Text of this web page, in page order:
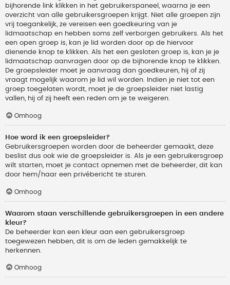
bijhorende link klikken in het gebruikerspaneel, waarna je een
overzicht van alle gebruikersgroepen krijgt. Niet alle groepen zijn
vrij toegankelijk, ze vereisen een goedkeuring van je
lidmaatschap en hebben soms zelf verborgen gebruikers. Als het
een open groep is, kan je lid worden door op de hiervoor
dienende knop te klikken. Als het een gesloten groep is, kan je je
lidmaatschap aanvragen door op de bijhorende knop te klikken.
De groepsleider moet je aanvraag dan goedkeuren, hij of zij
vraagt mogelijk waarom je lid wil worden. Indien je niet tot een
groep toegelaten wordt, moet je de groepsleider niet lastig
vallen, hij of zij heeft een reden om je te weigeren.
Omhoog
Hoe word ik een groepsleider?
Gebruikersgroepen worden door de beheerder gemaakt, deze
beslist dus ook wie de groepsleider is. Als je een gebruikersgroep
wilt starten, moet je contact opnemen met de beheerder, dit kan
door hem/haar een privébericht te sturen.
Omhoog
Waarom staan verschillende gebruikersgroepen in een andere
kleur?
De beheerder kan een kleur aan een gebruikersgroep
toegewezen hebben, dit is om de leden gemakkelijk te
herkennen.
Omhoog